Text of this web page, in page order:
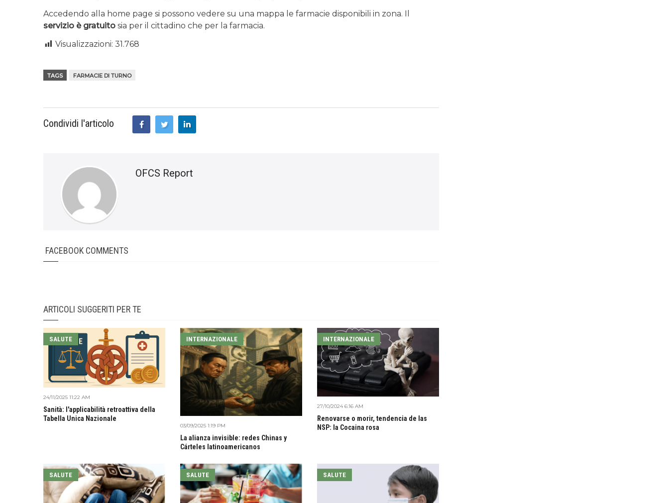
Accedendo alla home page si possono vedere su una mappa le farmacie disponibili in zona. Il
servizio è gratuito sia per il cittadino che per la farmacia.
Visualizzazioni: 31.768
TAGS FARMACIE DI TURNO
Condividi l'articolo
OFCS Report
FACEBOOK COMMENTS
ARTICOLI SUGGERITI PER TE
SALUTE
24/11/2025 11:22 AM
Sanità: l'applicabilità retroattiva della
Tabella Unica Nazionale
INTERNAZIONALE
03/09/2025 1:19 PM
La alianza invisible: redes Chinas y
Cárteles latinoamericanos
INTERNAZIONALE
27/10/2024 6:16 AM
Renovarse o morir, tendencia de las
NSP: la Cocaina rosa
SALUTE SALUTE SALUTE